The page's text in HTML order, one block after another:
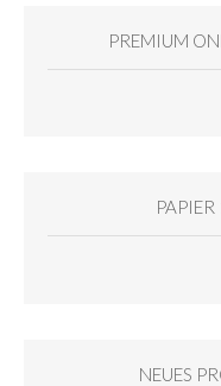
PREMIUM
NEUES